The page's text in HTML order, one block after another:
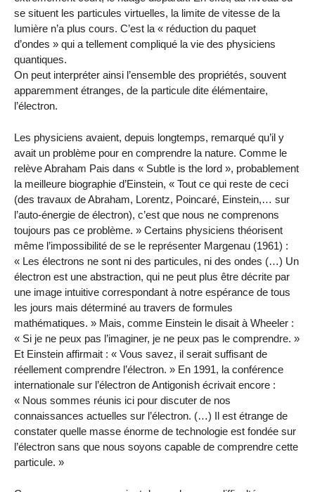
se situent les particules virtuelles, la limite de vitesse de la
lumière n’a plus cours. C’est la « réduction du paquet
d’ondes » qui a tellement compliqué la vie des physiciens
quantiques.
On peut interpréter ainsi l’ensemble des propriétés, souvent
apparemment étranges, de la particule dite élémentaire,
l’électron.
Les physiciens avaient, depuis longtemps, remarqué qu’il y
avait un problème pour en comprendre la nature. Comme le
relève Abraham Pais dans « Subtle is the lord », probablement
la meilleure biographie d’Einstein, « Tout ce qui reste de ceci
(des travaux de Abraham, Lorentz, Poincaré, Einstein,… sur
l’auto-énergie de électron), c’est que nous ne comprenons
toujours pas ce problème. » Certains physiciens théorisent
même l’impossibilité de se le représenter Margenau (1961) :
« Les électrons ne sont ni des particules, ni des ondes (…) Un
électron est une abstraction, qui ne peut plus être décrite par
une image intuitive correspondant à notre espérance de tous
les jours mais déterminé au travers de formules
mathématiques. » Mais, comme Einstein le disait à Wheeler :
« Si je ne peux pas l’imaginer, je ne peux pas le comprendre. »
Et Einstein affirmait : « Vous savez, il serait suffisant de
réellement comprendre l’électron. » En 1991, la conférence
internationale sur l’électron de Antigonish écrivait encore :
« Nous sommes réunis ici pour discuter de nos
connaissances actuelles sur l’électron. (…) Il est étrange de
constater quelle masse énorme de technologie est fondée sur
l’électron sans que nous soyons capable de comprendre cette
particule. »